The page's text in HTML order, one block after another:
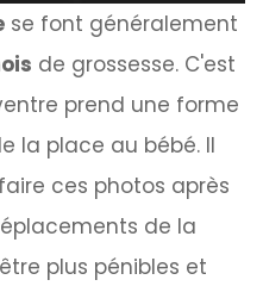
se font généralement
de grossesse. C'est
prend une forme
la place au bébé. Il
ces photos après
de la
plus pénibles et